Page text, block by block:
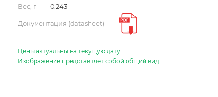
Вес, г — 0.243
Документация (datasheet) —
Цены актуальны на текущую дату.
Изображение представляет собой общий вид.